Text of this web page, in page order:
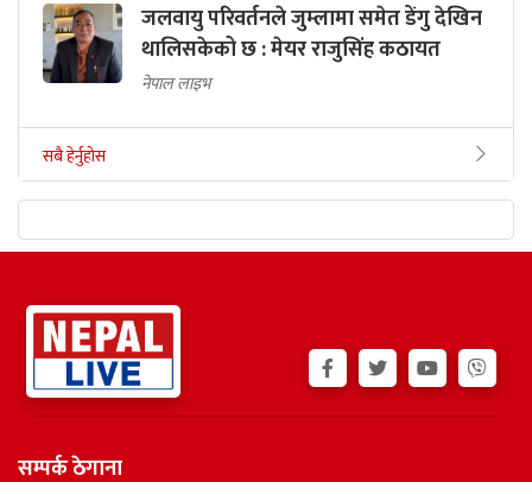
जलवायु परिवर्तनले जुम्लामा समेत डेंगु देखिन
थालिसकेको छ : मेयर राजुसिंह कठायत
नेपाल लाइभ
सबै हेर्नुहोस